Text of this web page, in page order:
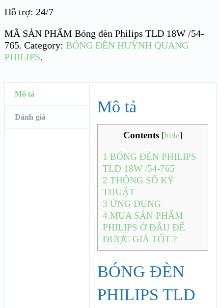
Hỗ trợ: 24/7
MÃ SẢN PHẨM Bóng đèn Philips TLD 18W /54-
765. Category: BÓNG ĐÈN HUỲNH QUANG
PHILIPS.
Mô tả
Đánh giá
Mô tả
Contents [hide]
1 BÓNG ĐÈN PHILIPS
TLD 18W /54-765
2 THÔNG SỐ KỸ
THUẬT
3 ỨNG DỤNG
4 MUA SẢN PHẨM
PHILIPS Ở ĐÂU ĐỂ
ĐƯỢC GIÁ TỐT ?
BÓNG ĐÈN
PHILIPS TLD